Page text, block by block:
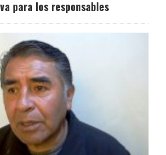
para los responsables